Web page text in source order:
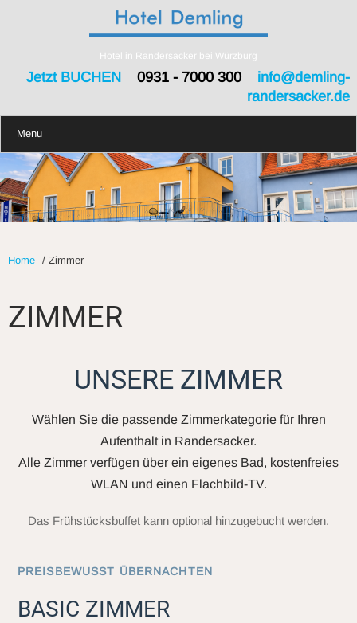
Hotel in Randersacker bei Würzburg
Jetzt BUCHEN0931 - 7000 300 info@demling-
randersacker.de
Menu
Home / Zimmer
ZIMMER
UNSERE ZIMMER
Wählen Sie die passende Zimmerkategorie für Ihren
Aufenthalt in Randersacker.
Alle Zimmer verfügen über ein eigenes Bad, kostenfreies
WLAN und einen Flachbild-TV.
Das Frühstücksbuffet kann optional hinzugebucht werden.
PREISBEWUSST ÜBERNACHTEN
BASIC ZIMMER